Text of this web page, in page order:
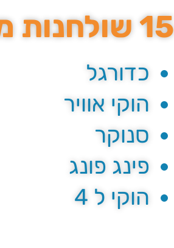
15 שולחנות משחק
כדורגל
הוקי אוויר
סנוקר
פינג פונג
הוקי ל 4